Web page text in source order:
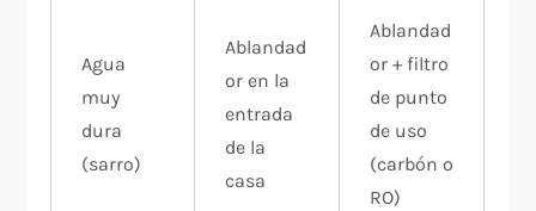
Agua
muy
dura
(sarro)
Ablandad
or en la
entrada
de la
casa
Ablandad
or + filtro
de punto
de uso
(carbón o
RO)